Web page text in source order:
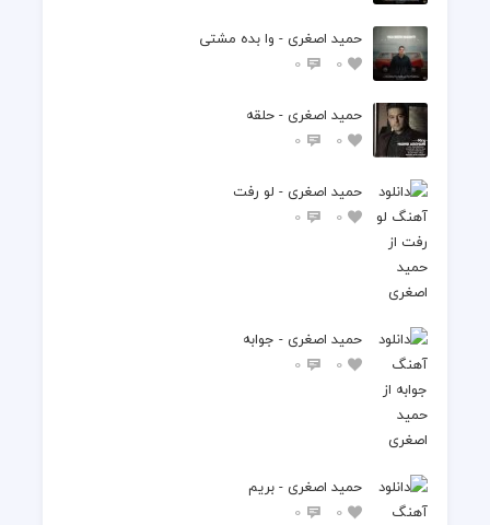
حمید اصغری - وا بده مشتی
0
0
حمید اصغری - حلقه
0
0
حمید اصغری - لو رفت
0
0
حمید اصغری - جوابه
0
0
حمید اصغری - بریم
0
0